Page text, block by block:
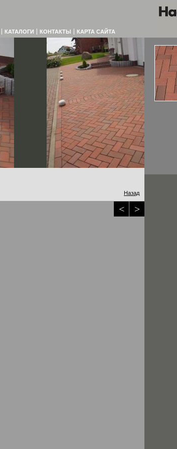
КАТАЛОГИ КОНТАКТЫ КАРТА САЙТА
Назад
>
<